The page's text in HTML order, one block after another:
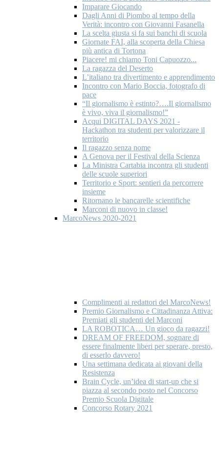
Imparare Giocando
Dagli Anni di Piombo al tempo della
Verità: incontro con Giovanni Fasanella
La scelta giusta si fa sui banchi di scuola
Giornate FAI, alla scoperta della Chiesa
più antica di Tortona
Piacere! mi chiamo Toni Capuozzo...
La ragazza del Deserto
L’italiano tra divertimento e apprendimento
Incontro con Mario Boccia, fotografo di
pace
“Il giornalismo è estinto?….Il giornalismo
è vivo, viva il giornalismo!”
Acqui DIGITAL DAYS 2021 -
Hackathon tra studenti per valorizzare il
territorio
Il ragazzo senza nome
A Genova per il Festival della Scienza
La Ministra Cartabia incontra gli studenti
delle scuole superiori
Territorio e Sport: sentieri da percorrere
insieme
Ritornano le bancarelle scientifiche
Marconi di nuovo in classe!
MarcoNews 2020-2021
Complimenti ai redattori del MarcoNews!
Premio Giornalismo e Cittadinanza Attiva:
Premiati gli studenti del Marconi
LA ROBOTICA… Un gioco da ragazzi!
DREAM OF FREEDOM, sognare di
essere finalmente liberi per sperare, presto,
di esserlo davvero!
Una settimana dedicata ai giovani della
Resistenza
Brain Cycle, un’idea di start-up che si
piazza al secondo posto nel Concorso
Premio Scuola Digitale
Concorso Rotary 2021